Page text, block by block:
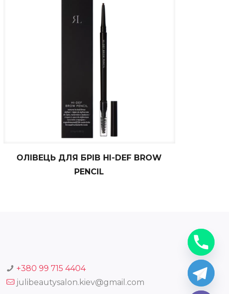
ОЛІВЕЦЬ ДЛЯ БРІВ HI-DEF BROW
PENCIL
+380 99 715 4404
julibeautysalon.kiev@gmail.com